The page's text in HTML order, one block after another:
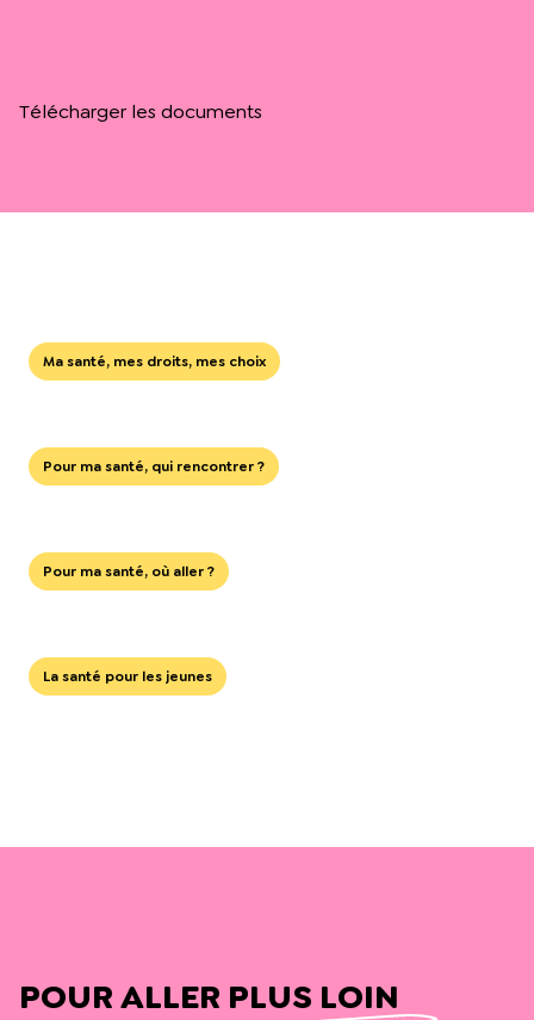
Télécharger les documents
Ma santé, mes droits, mes choix
Pour ma santé, qui rencontrer ?
Pour ma santé, où aller ?
La santé pour les jeunes
POUR ALLER PLUS LOIN